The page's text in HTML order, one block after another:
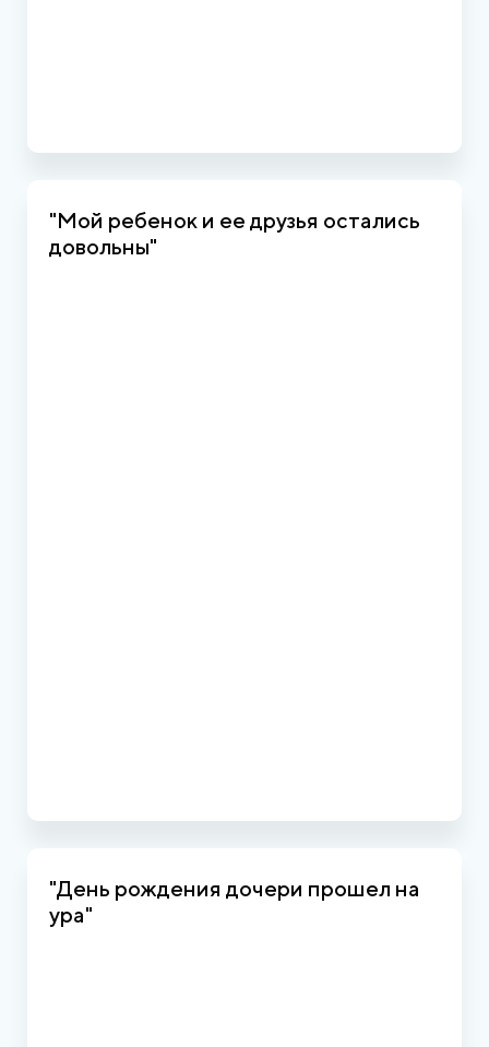
"Мой ребенок и ее друзья остались
довольны"
"День рождения дочери прошел на
ура"